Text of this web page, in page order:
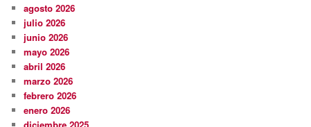
agosto 2026
julio 2026
junio 2026
mayo 2026
abril 2026
marzo 2026
febrero 2026
enero 2026
diciembre 2025